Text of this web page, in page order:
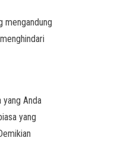
mengandung
Anda
yang